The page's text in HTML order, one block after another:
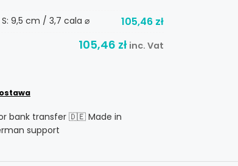
9,5 cm / 3,7 cala ⌀ 105,46 zł
105,46 zł inc. Vat
or bank transfer 🇩🇪 Made in
support